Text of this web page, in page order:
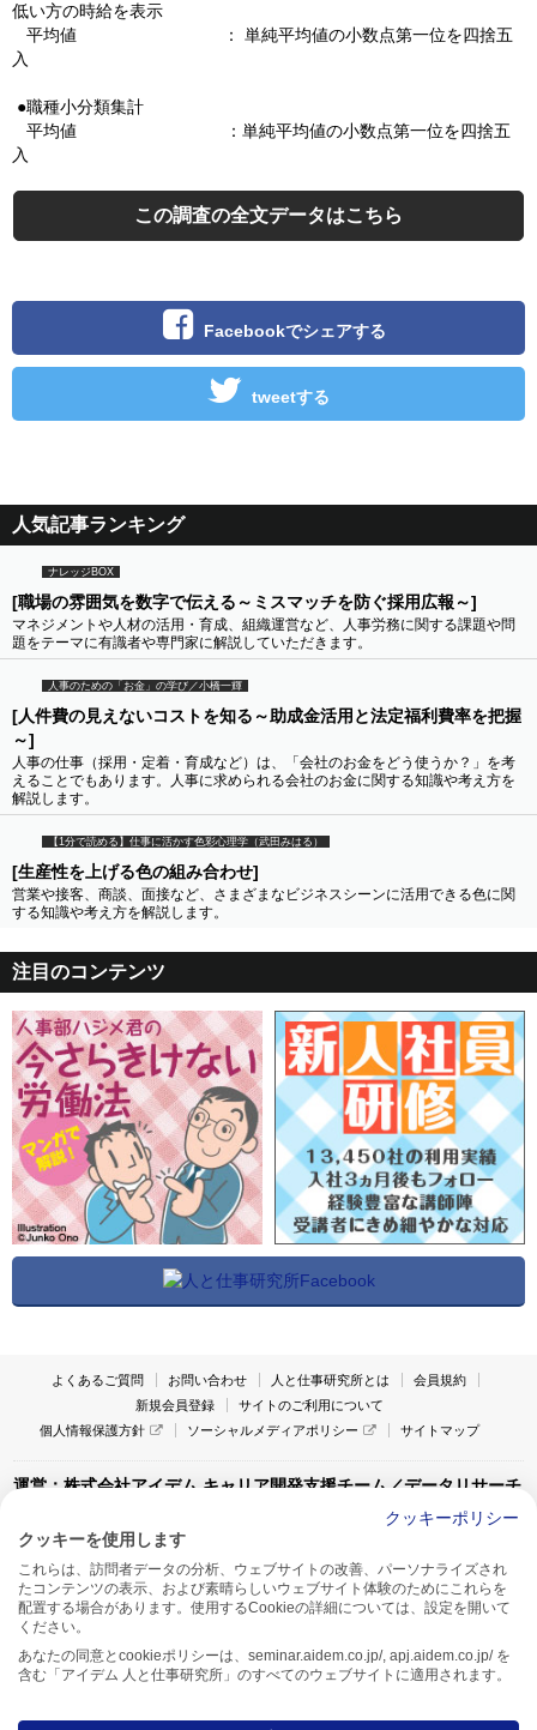
低い方の時給を表示
平均値 ： 単純平均値の小数点第一位を四捨五
入
●職種小分類集計
平均値 ：単純平均値の小数点第一位を四捨五
入
この調査の全文データはこちら
Facebookでシェアする
tweetする
人気記事ランキング
ナレッジBOX
[職場の雰囲気を数字で伝える～ミスマッチを防ぐ採用広報～]
マネジメントや人材の活用・育成、組織運営など、人事労務に関する課題や問
題をテーマに有識者や専門家に解説していただきます。
人事のための「お金」の学び／小橋一輝
[人件費の見えないコストを知る～助成金活用と法定福利費率を把握
～]
人事の仕事（採用・定着・育成など）は、「会社のお金をどう使うか？」を考
えることでもあります。人事に求められる会社のお金に関する知識や考え方を
解説します。
【1分で読める】仕事に活かす色彩心理学（武田みはる）
[生産性を上げる色の組み合わせ]
営業や接客、商談、面接など、さまざまなビジネスシーンに活用できる色に関
する知識や考え方を解説します。
注目のコンテンツ
よくあるご質問 お問い合わせ 人と仕事研究所とは
会員規約
新規会員登録
サイトのご利用について
個人情報保護方針
ソーシャルメディアポリシー サイトマップ
運営：株式会社アイデム キャリア開発支援チーム／データリサーチ
〒160-0022 東京都新宿区新宿1-4-10
アイデム本社ビル TEL:03-5269-6020
〒550-0005 大阪府大阪市西区西本町1-13-43
アイデム西本町ビル7F TEL:06-7662-2800
クッキーポリシー
クッキーを使用します
これらは、訪問者データの分析、ウェブサイトの改善、パーソナライズされ
たコンテンツの表示、および素晴らしいウェブサイト体験のためにこれらを
配置する場合があります。使用するCookieの詳細については、設定を開いて
ください。
あなたの同意とcookieポリシーは、seminar.aidem.co.jp/, apj.aidem.co.jp/ を
含む「アイデム 人と仕事研究所」のすべてのウェブサイトに適用されます。